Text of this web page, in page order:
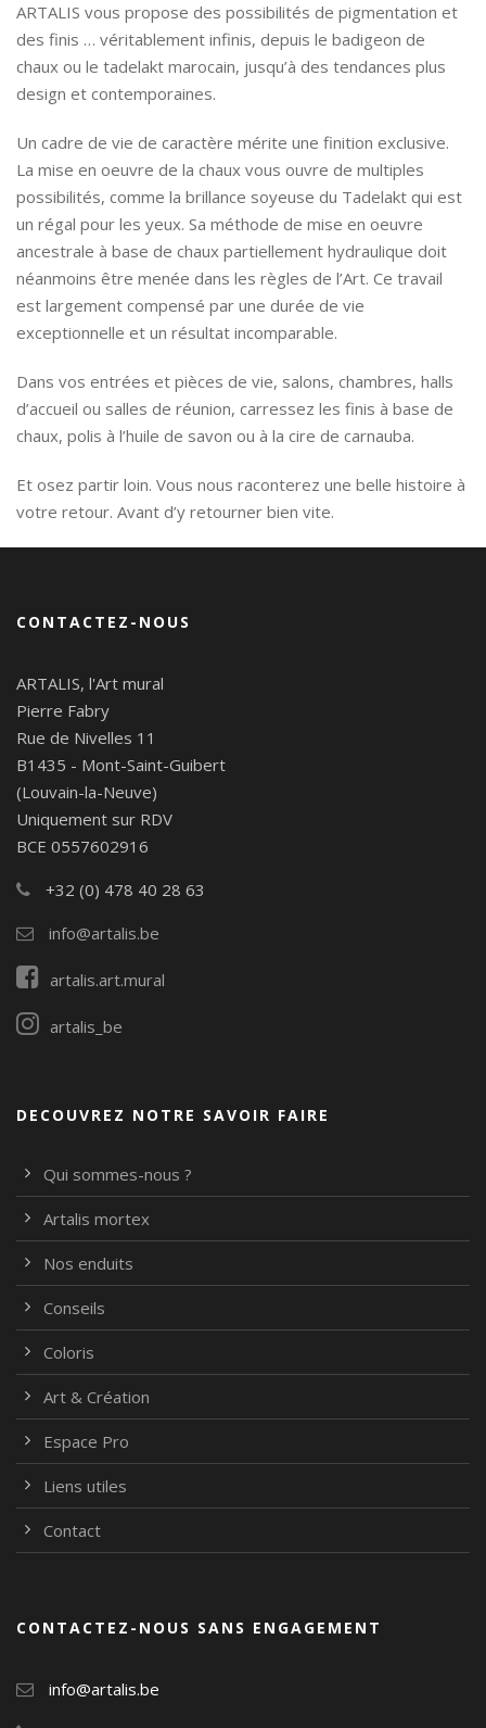
ARTALIS vous propose des possibilités de pigmentation et
des finis … véritablement infinis, depuis le badigeon de
chaux ou le tadelakt marocain, jusqu’à des tendances plus
design et contemporaines.
Un cadre de vie de caractère mérite une finition exclusive.
La mise en oeuvre de la chaux vous ouvre de multiples
possibilités, comme la brillance soyeuse du Tadelakt qui est
un régal pour les yeux. Sa méthode de mise en oeuvre
ancestrale à base de chaux partiellement hydraulique doit
néanmoins être menée dans les règles de l’Art. Ce travail
est largement compensé par une durée de vie
exceptionnelle et un résultat incomparable.
Dans vos entrées et pièces de vie, salons, chambres, halls
d’accueil ou salles de réunion, carressez les finis à base de
chaux, polis à l’huile de savon ou à la cire de carnauba.
Et osez partir loin. Vous nous raconterez une belle histoire à
votre retour. Avant d’y retourner bien vite.
CONTACTEZ-NOUS
ARTALIS, l'Art mural
Pierre Fabry
Rue de Nivelles 11
B1435 - Mont-Saint-Guibert
(Louvain-la-Neuve)
Uniquement sur RDV
BCE 0557602916
+32 (0) 478 40 28 63
info@artalis.be
artalis.art.mural
artalis_be
DECOUVREZ NOTRE SAVOIR FAIRE
Qui sommes-nous ?
Artalis mortex
Nos enduits
Conseils
Coloris
Art & Création
Espace Pro
Liens utiles
Contact
CONTACTEZ-NOUS SANS ENGAGEMENT
info@artalis.be